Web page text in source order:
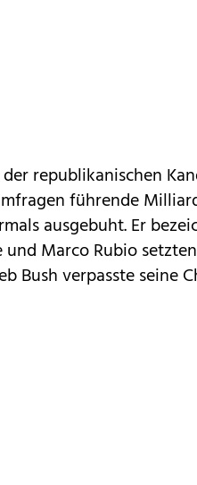
republikanischen
führende
ausgebuht. Er
und Marco Rubio
Bush verpasste seine